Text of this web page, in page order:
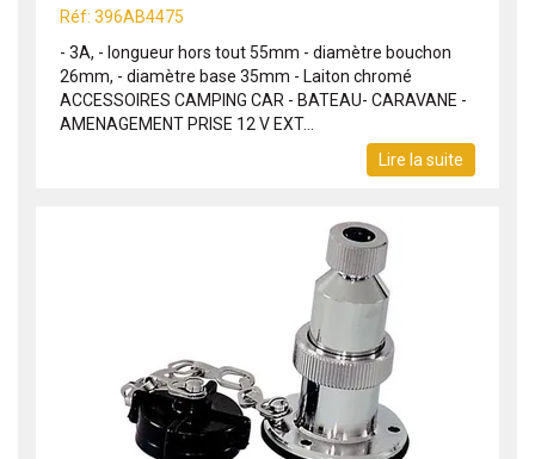
Réf: 396AB4475
- 3A, - longueur hors tout 55mm - diamètre bouchon
26mm, - diamètre base 35mm - Laiton chromé
ACCESSOIRES CAMPING CAR - BATEAU- CARAVANE -
AMENAGEMENT PRISE 12 V EXT...
Lire la suite